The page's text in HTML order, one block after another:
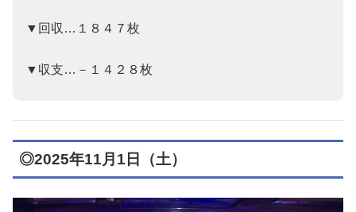
▼回収…１８４７枚
▼収支…－１４２８枚
◎2025年11月1日（土）